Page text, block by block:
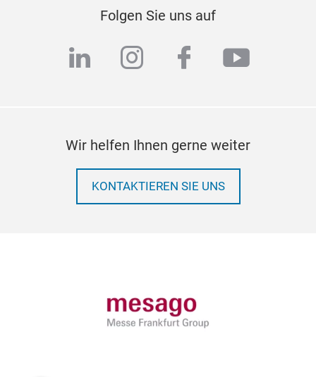
Folgen Sie uns auf
linkedininstagram
facebook
Wir helfen Ihnen gerne weiter
KONTAKTIEREN SIE UNS